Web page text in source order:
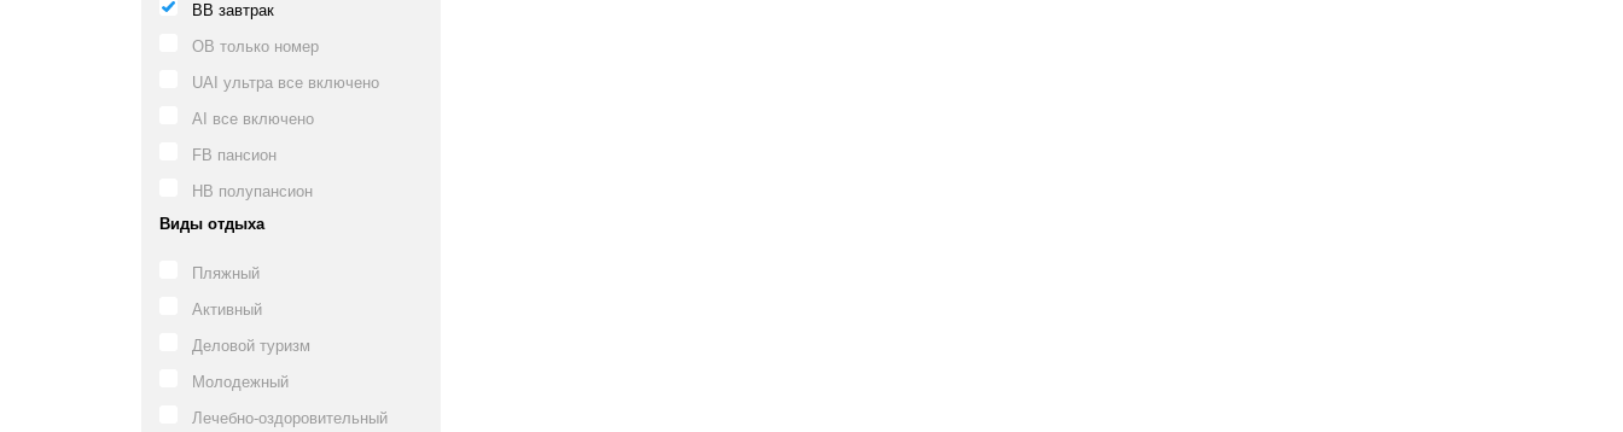
BB завтрак
OB только номер
UAI ультра все включено
AI все включено
FB пансион
HB полупансион
Виды отдыха
Пляжный
Активный
Деловой туризм
Молодежный
Лечебно-оздоровительный